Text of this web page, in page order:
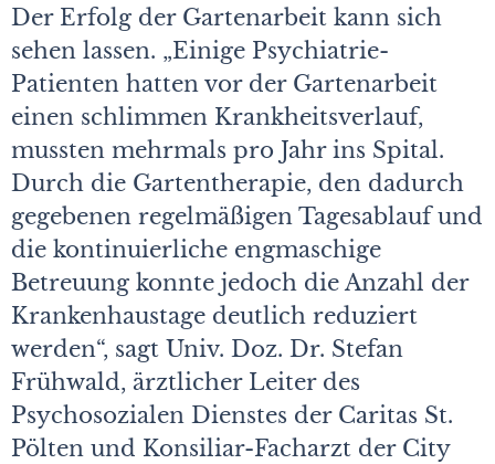
Der Erfolg der Gartenarbeit kann sich
sehen lassen. „Einige Psychiatrie-
Patienten hatten vor der Gartenarbeit
einen schlimmen Krankheitsverlauf,
mussten mehrmals pro Jahr ins Spital.
Durch die Gartentherapie, den dadurch
gegebenen regelmäßigen Tagesablauf und
die kontinuierliche engmaschige
Betreuung konnte jedoch die Anzahl der
Krankenhaustage deutlich reduziert
werden“, sagt Univ. Doz. Dr. Stefan
Frühwald, ärztlicher Leiter des
Psychosozialen Dienstes der Caritas St.
Pölten und Konsiliar-Facharzt der City